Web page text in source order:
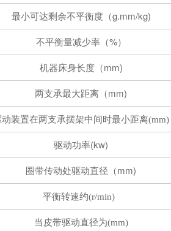
最小可达剩余不平衡度（g.mm/kg)
不平衡量减少率（%）
机器床身长度（mm)
两支承最大距离（mm)
动装置在两支承摆架中间时最小距离(mm)
驱动功率(kw)
圈带传动处驱动直径（mm)
平衡转速约(r/min)
当皮带驱动直径为(mm)